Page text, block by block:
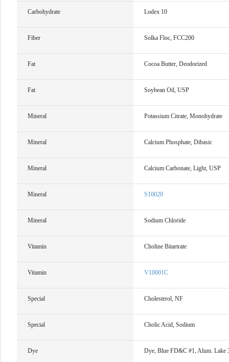
Carbohydrate Lodex 10
Fiber Solka Floc, FCC200
Fat Cocoa Butter, Deodorized
Fat Soybean Oil, USP
Mineral Potassium Citrate, Monohydrate
Mineral Calcium Phosphate, Dibasic
Mineral Calcium Carbonate, Light, USP
Mineral S10020
Mineral Sodium Chloride
Vitamin Choline Bitartrate
Vitamin V10001C
Special Cholesterol, NF
Special Cholic Acid, Sodium
Dye Dye, Blue FD&C #1, Alum. Lake